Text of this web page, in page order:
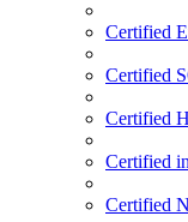
Certified
Certified
Certified
Certified
Certified